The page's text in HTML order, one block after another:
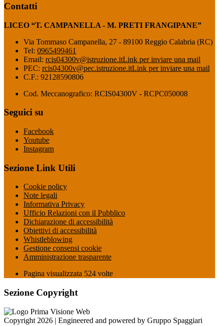
Contatti
LICEO “T. CAMPANELLA - M. PRETI FRANGIPANE”
Via Tommaso Campanella, 27 - 89100 Reggio Calabria (RC)
Tel: 0965499461
Email: rcis04300v@istruzione.itLink per inviare una mail
PEC: rcis04300v@pec.istruzione.itLink per inviare una mail
C.F.: 92128590806
Cod. Meccanografico: RCIS04300V - RCPC050008
Seguici su
Facebook
Youtube
Instagram
Sezione Link Utili
Cookie policy
Note legali
Informativa Privacy
Ufficio Relazioni con il Pubblico
Dichiarazione di accessibilità
Obiettivi di accessibilità
Whistleblowing
Gestione consensi cookie
Amministrazione trasparente
Pagina visualizzata 524 volte
Sezione Copyright
Copyright 2026 | Engineered and powered by Gruppo Spaggiari